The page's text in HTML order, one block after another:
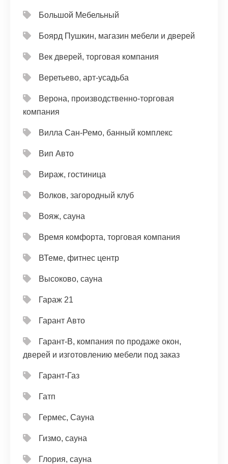
Большой Мебельный
Боярд Пушкин, магазин мебели и дверей
Век дверей, торговая компания
Веретьево, арт-усадьба
Верона, производственно-торговая
компания
Вилла Сан-Ремо, банный комплекс
Вип Авто
Вираж, гостиница
Волков, загородный клуб
Вояж, сауна
Время комфорта, торговая компания
ВТеме, фитнес центр
Высоково, сауна
Гараж 21
Гарант Авто
Гарант-В, компания по продаже окон,
дверей и изготовлению мебели под заказ
Гарант-Газ
Гатп
Гермес, Сауна
Гизмо, сауна
Глория, сауна